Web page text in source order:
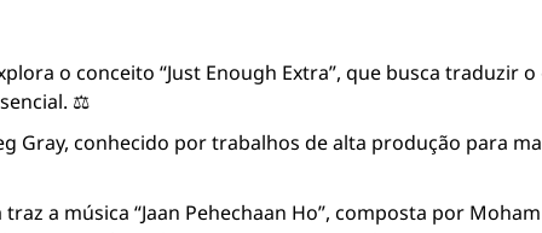
o conceito “Just Enough Extra”, que busca traduzir
⚖️
Gray, conhecido por trabalhos de alta produção para
a música “Jaan Pehechaan Ho”, composta por